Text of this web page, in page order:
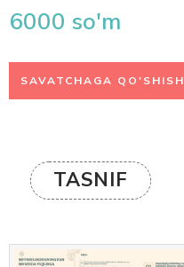
6000 so'm
SAVATCHAGA QO'SHISH
TASNIF